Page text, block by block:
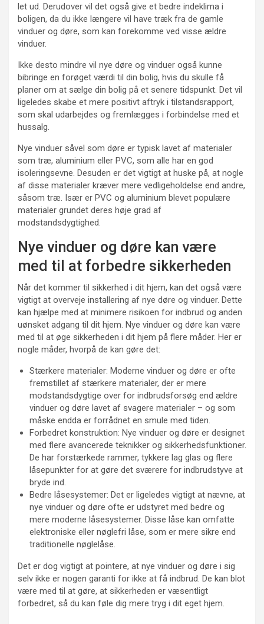
let ud. Derudover vil det også give et bedre indeklima i
boligen, da du ikke længere vil have træk fra de gamle
vinduer og døre, som kan forekomme ved visse ældre
vinduer.
Ikke desto mindre vil nye døre og vinduer også kunne
bibringe en forøget værdi til din bolig, hvis du skulle få
planer om at sælge din bolig på et senere tidspunkt. Det vil
ligeledes skabe et mere positivt aftryk i tilstandsrapport,
som skal udarbejdes og fremlægges i forbindelse med et
hussalg.
Nye vinduer såvel som døre er typisk lavet af materialer
som træ, aluminium eller PVC, som alle har en god
isoleringsevne. Desuden er det vigtigt at huske på, at nogle
af disse materialer kræver mere vedligeholdelse end andre,
såsom træ. Især er PVC og aluminium blevet populære
materialer grundet deres høje grad af
modstandsdygtighed.
Nye vinduer og døre kan være
med til at forbedre sikkerheden
Når det kommer til sikkerhed i dit hjem, kan det også være
vigtigt at overveje installering af nye døre og vinduer. Dette
kan hjælpe med at minimere risikoen for indbrud og anden
uønsket adgang til dit hjem. Nye vinduer og døre kan være
med til at øge sikkerheden i dit hjem på flere måder. Her er
nogle måder, hvorpå de kan gøre det:
Stærkere materialer: Moderne vinduer og døre er ofte
fremstillet af stærkere materialer, der er mere
modstandsdygtige over for indbrudsforsøg end ældre
vinduer og døre lavet af svagere materialer – og som
måske endda er forrådnet en smule med tiden.
Forbedret konstruktion: Nye vinduer og døre er designet
med flere avancerede teknikker og sikkerhedsfunktioner.
De har forstærkede rammer, tykkere lag glas og flere
låsepunkter for at gøre det sværere for indbrudstyve at
bryde ind.
Bedre låsesystemer: Det er ligeledes vigtigt at nævne, at
nye vinduer og døre ofte er udstyret med bedre og
mere moderne låsesystemer. Disse låse kan omfatte
elektroniske eller nøglefri låse, som er mere sikre end
traditionelle nøglelåse.
Det er dog vigtigt at pointere, at nye vinduer og døre i sig
selv ikke er nogen garanti for ikke at få indbrud. De kan blot
være med til at gøre, at sikkerheden er væsentligt
forbedret, så du kan føle dig mere tryg i dit eget hjem.